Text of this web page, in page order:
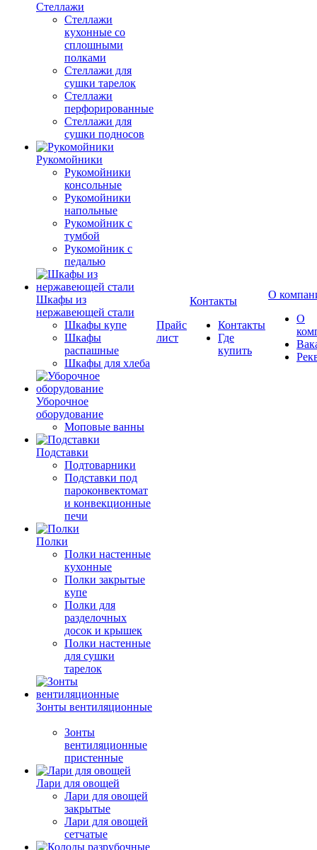
Стеллажи
Стеллажи
кухонные со
сплошными
полками
Стеллажи для
сушки тарелок
Стеллажи
перфорированные
Стеллажи для
сушки подносов
Рукомойники
Рукомойники
консольные
Рукомойники
напольные
Рукомойник с
тумбой
Рукомойник с
педалью
Шкафы из
нержавеющей стали
Шкафы купе
Шкафы
распашные
Шкафы для хлеба
Уборочное
оборудование
Моповые ванны
Подставки
Подтоварники
Подставки под
пароконвектомат
и конвекционные
печи
Полки
Полки настенные
кухонные
Полки закрытые
купе
Полки для
разделочных
досок и крышек
Полки настенные
для сушки
тарелок
Зонты вентиляционные
Зонты
вентиляционные
пристенные
Лари для овощей
Лари для овощей
закрытые
Лари для овощей
сетчатые
Прайс
лист
Контакты
Контакты
Где
купить
О
О